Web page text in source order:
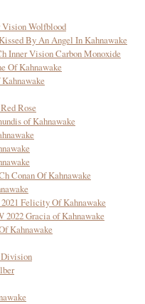
Wolfblood
By An Angel In Kahnawake
Inner Vision Carbon Monoxide
Of Kahnawake
Rose
of Kahnawake
Conan Of Kahnawake
Felicity Of Kahnawake
2022 Gracia of Kahnawake
Kahnawake
Division